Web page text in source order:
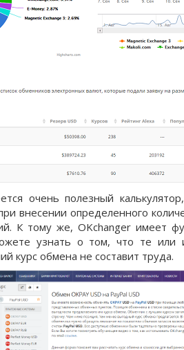
очень полезный
внесении определенного
К тому же, OKchanger имеет
узнать о том, что те или
курс обмена не составит труда.